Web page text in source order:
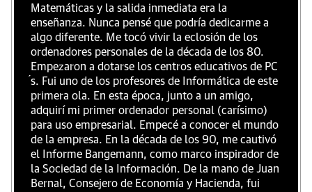
Matemáticas y la salida inmediata era la
enseñanza. Nunca pensé que podría dedicarme a
algo diferente. Me tocó vivir la eclosión de los
ordenadores personales de la década de los 80.
Empezaron a dotarse los centros educativos de PC
́s. Fui uno de los profesores de Informática de este
primera ola. En esta época, junto a un amigo,
adquirí mi primer ordenador personal (carísimo)
para uso empresarial. Empecé a conocer el mundo
de la empresa. En la década de los 90, me cautivó
el Informe Bangemann, como marco inspirador de
la Sociedad de la Información. De la mano de Juan
Bernal, Consejero de Economía y Hacienda, fui